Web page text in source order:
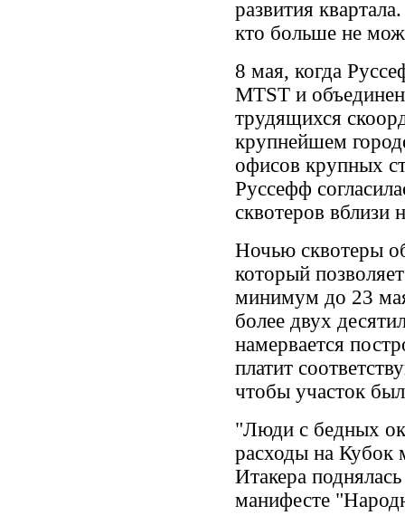
развития
кто больше не
8 мая, когда
MTST и
трудящихся
крупнейшем
офисов крупных
Руссефф
сквотеров вблизи
Ночью сквотеры
который
минимум до 23
более двух
намервается
платит
чтобы участок
"Люди с бедных
расходы на Кубок
Итакера
манифесте